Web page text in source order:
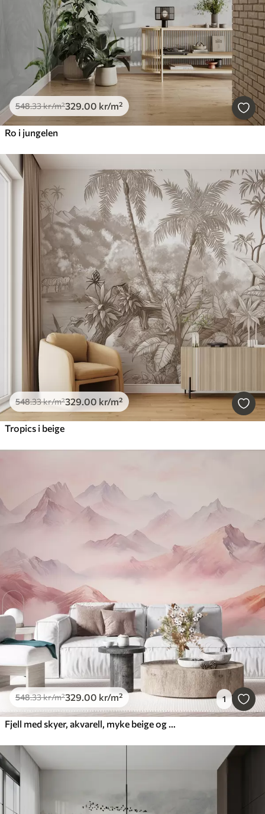
548.33kr/m²329 .00 kr/m²
Ro i jungelen
548.33kr/m²329 .00 kr/m²
Tropics i beige
548.33kr/m²329 .00 kr/m² 1